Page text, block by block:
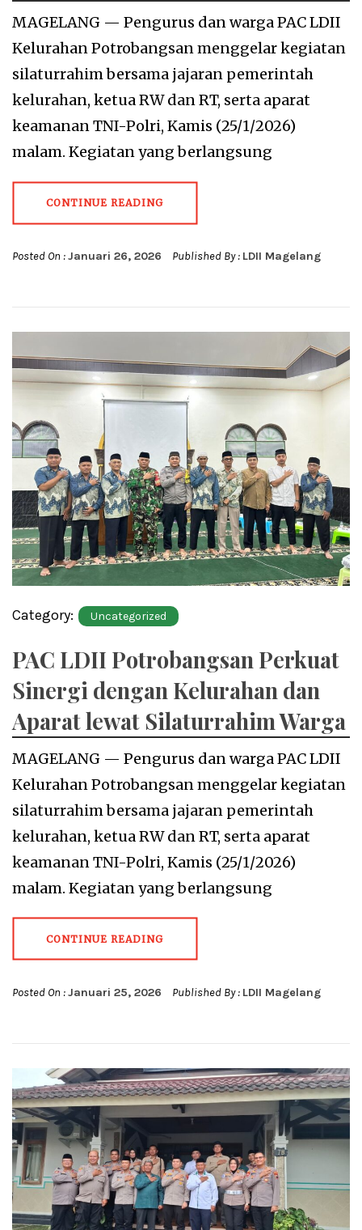
MAGELANG — Pengurus dan warga PAC LDII
Kelurahan Potrobangsan menggelar kegiatan
silaturrahim bersama jajaran pemerintah
kelurahan, ketua RW dan RT, serta aparat
keamanan TNI-Polri, Kamis (25/1/2026)
malam. Kegiatan yang berlangsung
CONTINUE READING
Posted On :Januari 26, 2026 Published By : LDII Magelang
Category: Uncategorized
PAC LDII Potrobangsan Perkuat
Sinergi dengan Kelurahan dan
Aparat lewat Silaturrahim Warga
MAGELANG — Pengurus dan warga PAC LDII
Kelurahan Potrobangsan menggelar kegiatan
silaturrahim bersama jajaran pemerintah
kelurahan, ketua RW dan RT, serta aparat
keamanan TNI-Polri, Kamis (25/1/2026)
malam. Kegiatan yang berlangsung
CONTINUE READING
Posted On :Januari 25, 2026 Published By : LDII Magelang